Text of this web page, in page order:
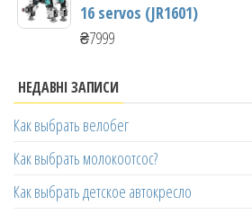
16 servos (JR1601)
₴7999
НЕДАВНІ ЗАПИСИ
Как выбрать велобег
Как выбрать молокоотсос?
Как выбрать детское автокресло